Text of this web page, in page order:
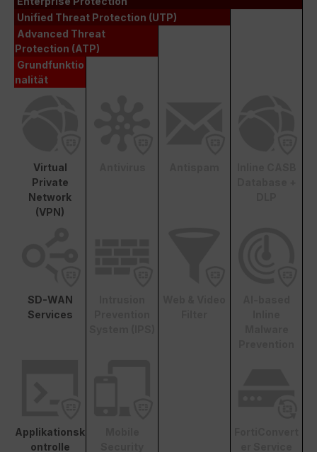
Unified Threat Protection (UTP)
Advanced Threat
Protection (ATP)
Grundfunktio
nalität
Virtual
Private
Network
(VPN)
SD-WAN
Services
Applikationsk
ontrolle